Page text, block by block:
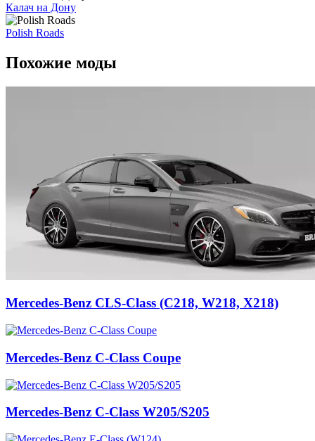
Калач на Дону
Polish Roads
Похожие моды
Mercedes-Benz CLS-Class (C218, W218, X218)
Mercedes-Benz C-Class Coupe
Mercedes-Benz C-Class W205/S205